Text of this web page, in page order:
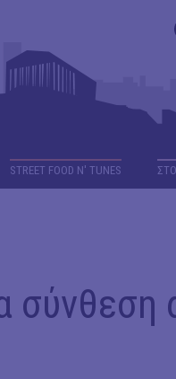
STREET FOOD N' TUNES
σύνθεση